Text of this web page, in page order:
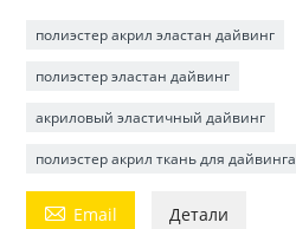
полиэстер акрил эластан дайвинг
полиэстер эластан дайвинг
акриловый эластичный дайвинг
полиэстер акрил ткань для дайвинга
 Email Детали